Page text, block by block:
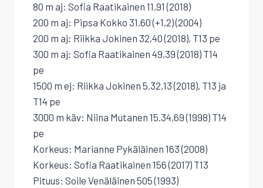
80 m aj: Sofia Raatikainen 11,91 (2018)
200 m aj: Pipsa Kokko 31,60 (+1,2) (2004)
200 m aj: Riikka Jokinen 32,40 (2018), T13 pe
300 m aj: Sofia Raatikainen 49,39 (2018) T14
pe
1500 m ej: Riikka Jokinen 5.32,13 (2018), T13 ja
T14 pe
3000 m käv: Niina Mutanen 15.34,69 (1998) T14
pe
Korkeus: Marianne Pykäläinen 163 (2008)
Korkeus: Sofia Raatikainen 156 (2017) T13
Pituus: Soile Venäläinen 505 (1993)